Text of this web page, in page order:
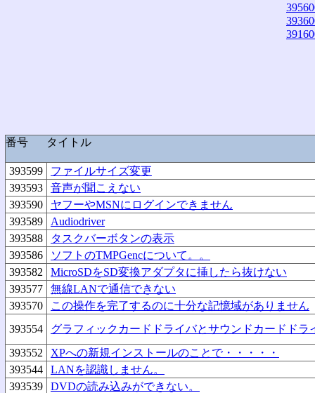
番号 タイトル
393599
ファイルサイズ変更
393593
音声が聞こえない
393590
ヤフーやMSNにログインできません
393589
Audiodriver
393588
タスクバーボタンの表示
393586
ソフトのTMPGencについて。。
393582
MicroSDをSD変換アダプタに挿したら抜けない
393577
無線LANで通信できない
393570
この操作を完了するのに十分な記憶域がありません
393554
グラフィックカードドライバとサウンドカードドラ
393552
XPへの新規インストールのことで・・・・・
393544
LANを認識しません。
393539
DVDの読み込みができない。